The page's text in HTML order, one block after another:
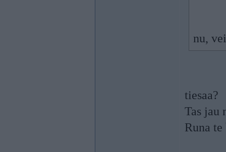
nu,
tiesaa?
Tas jau
Runa